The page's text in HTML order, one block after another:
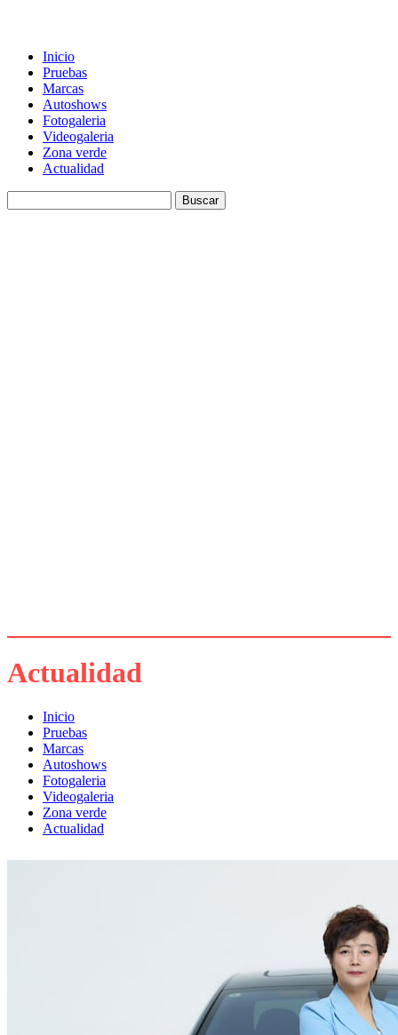
Inicio
Pruebas
Marcas
Autoshows
Fotogaleria
Videogaleria
Zona verde
Actualidad
Actualidad
Inicio
Pruebas
Marcas
Autoshows
Fotogaleria
Videogaleria
Zona verde
Actualidad